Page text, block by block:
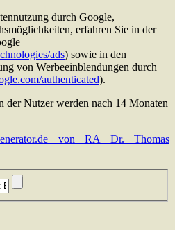
durch Google,
erfahren Sie in der
ads) sowie in den
von Werbeeinblendungen durch
authenticated).
der Nutzer werden nach 14 Monaten
von RA Dr. Thomas